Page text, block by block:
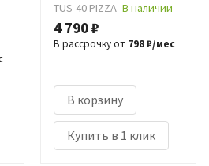
TUS-40 PIZZA В наличии
4 790 ₽
В рассрочку от 798 ₽/мес
В корзину
Купить в 1 клик